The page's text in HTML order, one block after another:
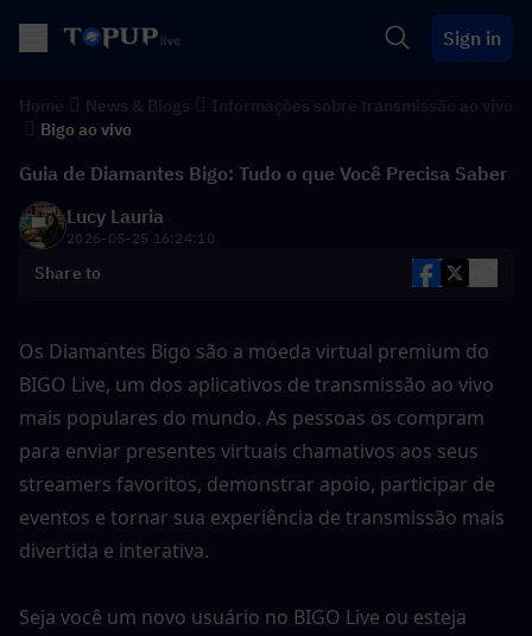
Sign in
Bigo ao vivo
Guia de Diamantes Bigo: Tudo o que Você Precisa Saber
Lucy Lauria
2026-05-25 16:24:10
Share to
Os Diamantes Bigo são a moeda virtual premium do
BIGO Live, um dos aplicativos de transmissão ao vivo
mais populares do mundo. As pessoas os compram
para enviar presentes virtuais chamativos aos seus
streamers favoritos, demonstrar apoio, participar de
eventos e tornar sua experiência de transmissão mais
divertida e interativa.
Seja você um novo usuário no BIGO Live ou esteja